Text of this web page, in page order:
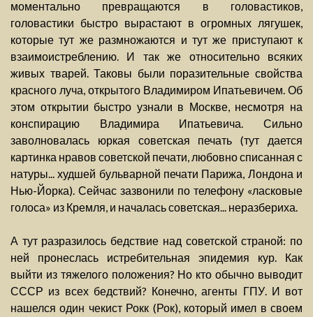
моментально превращаются в головастиков,
головастики быстро вырастают в огромных лягушек,
которые тут же размножаются и тут же приступают к
взаимоистреблению. И так же относительно всяких
живых тварей. Таковы были поразительные свойства
красного луча, открытого Владимиром Ипатьевичем. Об
этом открытии быстро узнали в Москве, несмотря на
конспирацию Владимира Ипатьевича. Сильно
заволновалась юркая советская печать (тут дается
картинка нравов советской печати, любовно списанная с
натуры... худшей бульварной печати Парижа, Лондона и
Нью-Йорка). Сейчас зазвонили по телефону «ласковые
голоса» из Кремля, и началась советская... неразбериха.
А тут разразилось бедствие над советской страной: по
ней пронеслась истребительная эпидемия кур. Как
выйти из тяжелого положения? Но кто обычно выводит
СССР из всех бедствий? Конечно, агенты ГПУ. И вот
нашелся один чекист Рокк (Рок), который имел в своем